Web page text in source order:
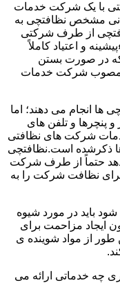
با یک شرکت خدمات
مشخص نظافتچی به
از طرف شرکتی
و اعتیاد کاملاً
که در صورت بستن
مصوب شرکت خدمات
ها انجام می دهند؛ اما
و پنچرها و تلفن های
شرکت های نظافتی
ذکرشده است.نظافتچی
دهد حتماً از طرف شرکت
نظافت شرکت را به
باید در مورد شیوه
ایجاد مزاحمت برای
از مواد شوینده ی
چه خدماتی ارائه می